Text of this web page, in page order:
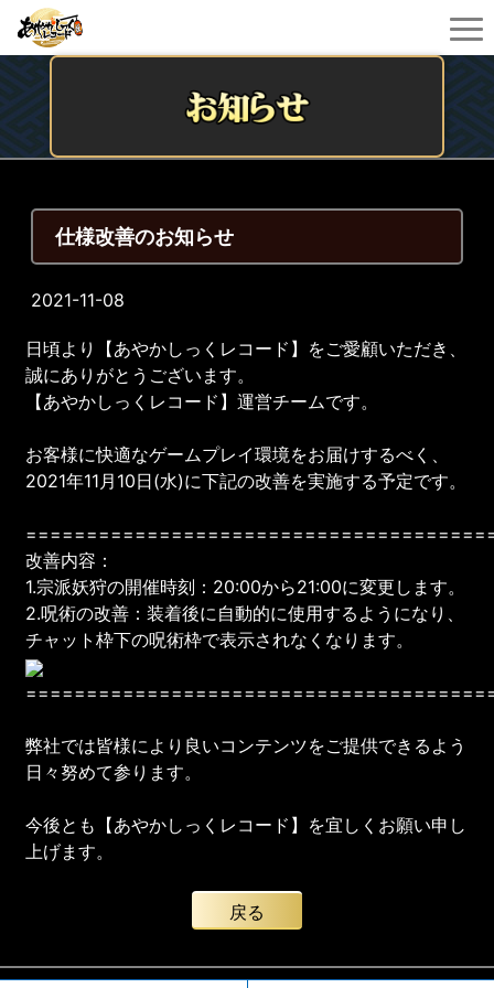
仕様改善のお知らせ
2021-11-08
日頃より【あやかしっくレコード】をご愛顧いただき、
誠にありがとうございます。
【あやかしっくレコード】運営チームです。
お客様に快適なゲームプレイ環境をお届けするべく、
2021年11月10日(水)に下記の改善を実施する予定です。
改善内容：
1.宗派妖狩の開催時刻：20:00から21:00に変更します。
2.呪術の改善：装着後に自動的に使用するようになり、
チャット枠下の呪術枠で表示されなくなります。
弊社では皆様により良いコンテンツをご提供できるよう
日々努めて参ります。
今後とも【あやかしっくレコード】を宜しくお願い申し
上げます。
戻る